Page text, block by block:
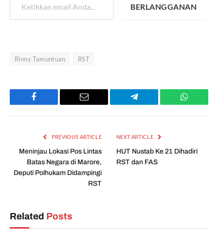
BERLANGGANAN
Rinny Tamuntuan RST
Facebook Email Telegram
PREVIOUS ARTICLE
Meninjau Lokasi Pos Lintas
Batas Negara di Marore,
Deputi Polhukam Didampingi
RST
NEXT ARTICLE
HUT Nustab Ke 21 Dihadiri
RST dan FAS
Related Posts